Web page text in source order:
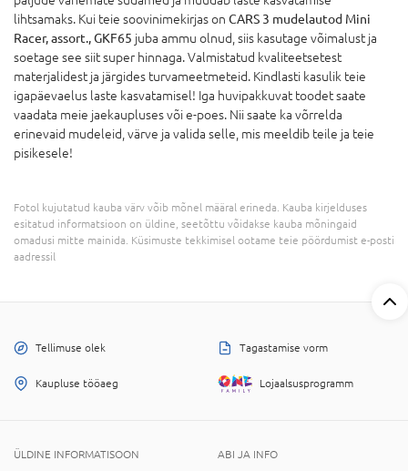
lihtsamaks. Kui teie soovinimekirjas on CARS 3 mudelautod Mini
Racer, assort., GKF65 juba ammu olnud, siis kasutage võimalust ja
soetage see siit super hinnaga. Valmistatud kvaliteetsetest
materjalidest ja järgides turvameetmeteid. Kindlasti kasulik teie
igapäevaelus laste kasvatamisel! Iga huvipakkuvat toodet saate
vaadata meie jaekaupluses või e-poes. Nii saate ka võrrelda
erinevaid mudeleid, värve ja valida selle, mis meeldib teile ja teie
pisikesele!
Fotol kujutatud kauba värv võib mõnel määral erineda. Kauba kirjelduses
esitatud informatsioon on üldine, seetõttu võidakse kauba mõningaid
omadusi mitte mainida. Küsimuste tekkimisel ootame teie pöördumist e-posti
aadressil
Tellimuse olek Tagastamise vorm
Kaupluse tööaeg Lojaalsusprogramm
ÜLDINE INFORMATISOON
ABI JA INFO